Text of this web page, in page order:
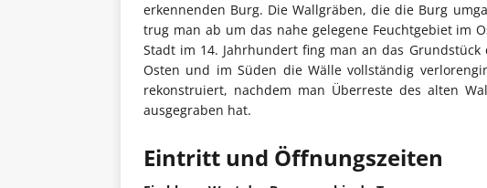
erkennenden Burg. Die Wallgräben, die die Burg
trug man ab um das nahe gelegene Feuchtgebiet im
Stadt im 14. Jahrhundert fing man an das
Osten und im Süden die Wälle vollständig
rekonstruiert, nachdem man Überreste des alten
ausgegraben hat.
Eintritt und Öffnungszeiten